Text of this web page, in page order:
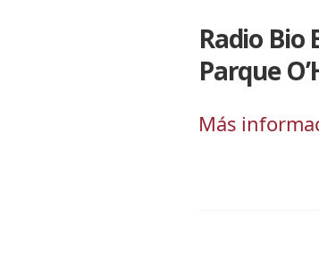
Radio
Parque
Más